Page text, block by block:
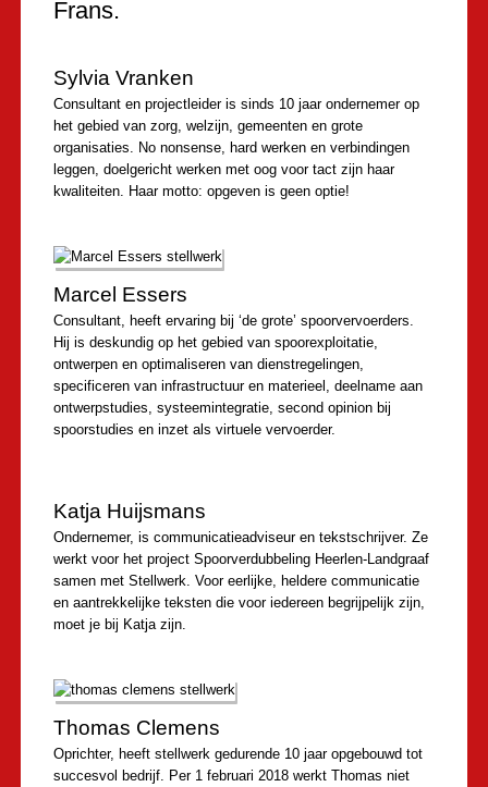
Frans.
Sylvia Vranken
Consultant en projectleider is sinds 10 jaar ondernemer op
het gebied van zorg, welzijn, gemeenten en grote
organisaties. No nonsense, hard werken en verbindingen
leggen, doelgericht werken met oog voor tact zijn haar
kwaliteiten. Haar motto: opgeven is geen optie!
Marcel Essers
Consultant, heeft ervaring bij ‘de grote’ spoorvervoerders.
Hij is deskundig op het gebied van spoorexploitatie,
ontwerpen en optimaliseren van dienstregelingen,
specificeren van infrastructuur en materieel, deelname aan
ontwerpstudies, systeemintegratie, second opinion bij
spoorstudies en inzet als virtuele vervoerder.
Katja Huijsmans
Ondernemer, is communicatieadviseur en tekstschrijver. Ze
werkt voor het project Spoorverdubbeling Heerlen-Landgraaf
samen met Stellwerk. Voor eerlijke, heldere communicatie
en aantrekkelijke teksten die voor iedereen begrijpelijk zijn,
moet je bij Katja zijn.
Thomas Clemens
Oprichter, heeft stellwerk gedurende 10 jaar opgebouwd tot
succesvol bedrijf. Per 1 februari 2018 werkt Thomas niet